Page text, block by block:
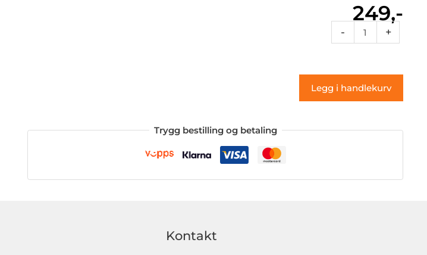
249,-
-
24b
antall
+
Legg i handlekurv
Trygg bestilling og betaling
Kontakt